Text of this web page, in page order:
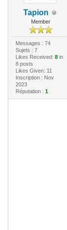
Tapion
Member
Messages : 74
Sujets : 7
Likes Received: 8in
8 posts
Likes Given: 11
Inscription : Nov
2023
Réputation : 1